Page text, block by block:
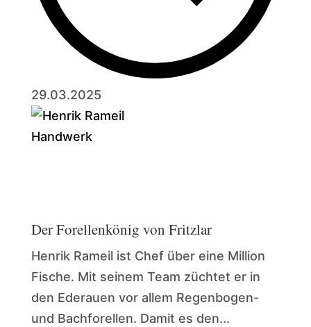
29.03.2025
Handwerk
Der Forellenkönig von Fritzlar
Henrik Rameil ist Chef über eine Million
Fische. Mit seinem Team züchtet er in
den Ederauen vor allem Regenbogen-
und Bachforellen. Damit es den...